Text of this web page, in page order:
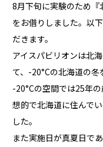
8月下旬に実験のため
をお借りしました。以
だきます。
アイスパビリオンは北
て、-20°Cの北海道の冬
-20°Cの空間では25年
想的で北海道に住んで
した。
また実施日が真夏日で